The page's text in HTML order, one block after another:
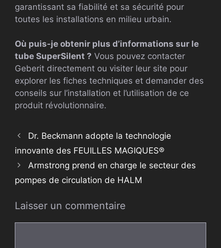
garantissant sa fiabilité et sa sécurité pour
toutes les installations en milieu urbain.
Où puis-je obtenir plus d’informations sur le
tube SuperSilent ? Vous pouvez contacter
Geberit directement ou visiter leur site pour
explorer les fiches techniques et demander des
conseils sur l’installation et l’utilisation de ce
produit révolutionnaire.
Dr. Beckmann adopte la technologie
innovante des FEUILLES MAGIQUES®
Armstrong prend en charge le secteur des
pompes de circulation de HALM
Laisser un commentaire